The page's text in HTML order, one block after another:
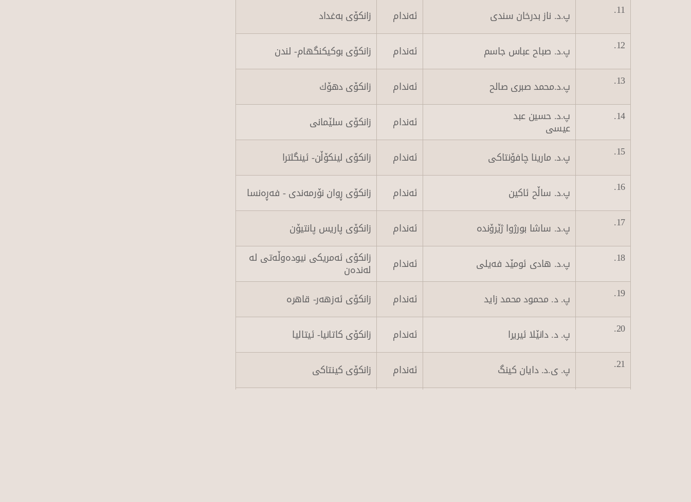
11.
پ.د. ناز بدرخان سندی ئەندام
زانكۆی به‌غداد
12.
پ.د. صباح عباس جاسم ئەندام
زانكۆی بوكیكنگهام- لندن
13.
پ.د.محمد صبری صالح ئەندام
زانكۆی دهۆك
14.
پ.د. حسین عبد
عیسی ئەندام
زانكۆی سلێمانی
15.
پ.د. مارینا چافۆنتاكی ئەندام
زانكۆی لینكۆڵن- ئینگلترا
16.
پ.د. ساڵح ئاکین ئەندام
زانکۆی ڕوان نۆرمەندی - فەڕەنسا
17.
پ.د. ساشا بورژوا ژێرۆندە ئەندام
زانكۆی پاریس پانتیۆن
18.
پ.د. هادی ئومێد فەیلی ئەندام زانكۆی ئەمریكی نیودەوڵەتی لە
لەندەن
19.
پ. د. محمود محمد زاید ئەندام
زانكۆی ئه‌زهه‌ر- قاهره‌
20.
پ. د. دانێلا ئیریرا ئەندام
زانكۆی كاتانیا- ئیتالیا
21.
پ. ی.د. دایان کینگ ئەندام
زانكۆی کینتاکی